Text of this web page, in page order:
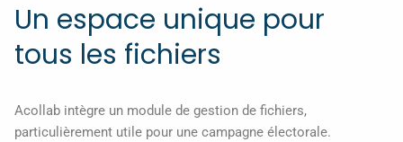
Un espace unique pour
tous les fichiers
Acollab intègre un module de gestion de fichiers,
particulièrement utile pour une campagne électorale.